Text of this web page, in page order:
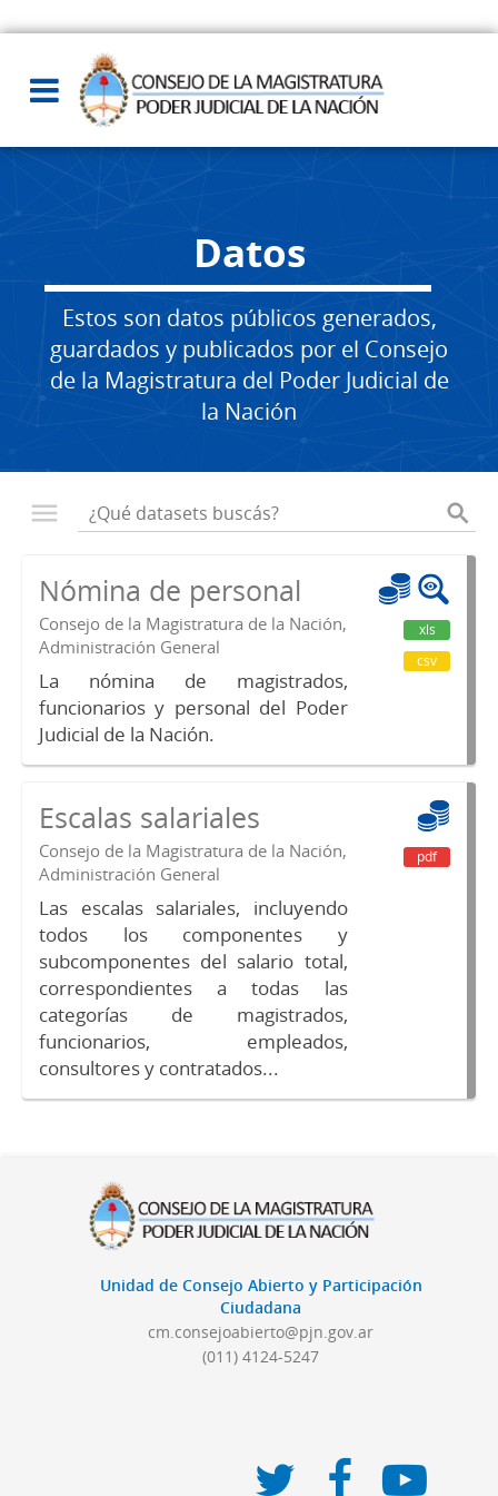
Datos
Estos son datos públicos generados,
guardados y publicados por el Consejo
de la Magistratura del Poder Judicial de
la Nación
Nómina de personal
Consejo de la Magistratura de la Nación,
Administración General
La nómina de magistrados,
funcionarios y personal del Poder
Judicial de la Nación.
xls
csv
Escalas salariales
Consejo de la Magistratura de la Nación,
Administración General
Las escalas salariales, incluyendo
todos los componentes y
subcomponentes del salario total,
correspondientes a todas las
categorías de magistrados,
funcionarios, empleados,
consultores y contratados...
pdf
Unidad de Consejo Abierto y Participación
Ciudadana
cm.consejoabierto@pjn.gov.ar
(011) 4124-5247